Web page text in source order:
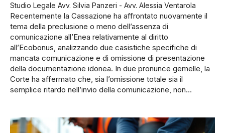
Studio Legale Avv. Silvia Panzeri - Avv. Alessia Ventarola
Recentemente la Cassazione ha affrontato nuovamente il
tema della preclusione o meno dell’assenza di
comunicazione all’Enea relativamente al diritto
all’Ecobonus, analizzando due casistiche specifiche di
mancata comunicazione e di omissione di presentazione
della documentazione idonea. In due pronunce gemelle, la
Corte ha affermato che, sia l’omissione totale sia il
semplice ritardo nell’invio della comunicazione, non…